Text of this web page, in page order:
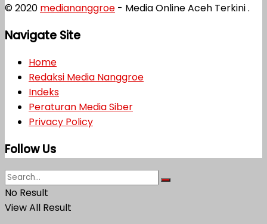
© 2020 mediananggroe - Media Online Aceh Terkini .
Navigate Site
Home
Redaksi Media Nanggroe
Indeks
Peraturan Media Siber
Privacy Policy
Follow Us
No Result
View All Result